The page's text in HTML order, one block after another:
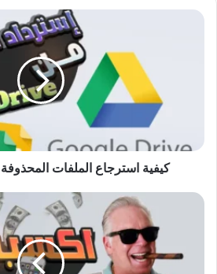
كيفية
كيفية استرجاع الملفات
كيف